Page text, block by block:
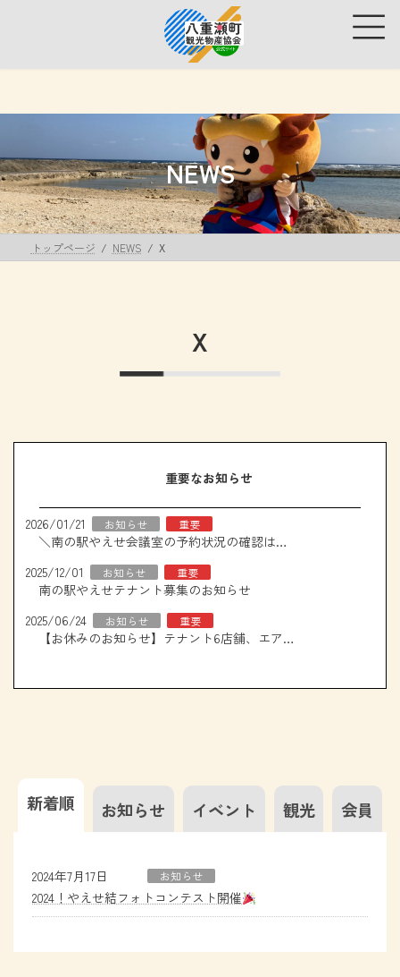
ス
プ
ン
動
NEWS
トップページ NEWS X
X
重要なお知らせ
2026/01/21 お知らせ 重要
＼南の駅やえせ会議室の予約状況の確認はこちら！／
2025/12/01
お知らせ 重要
南の駅やえせテナント募集のお知らせ
2025/06/24
お知らせ 重要
【お休みのお知らせ】テナント6店舗、エアコン取り換え工事について
新着順 お知らせ イベント 観光 会員
2024年7月17日 お知らせ
2024！やえせ結フォトコンテスト開催